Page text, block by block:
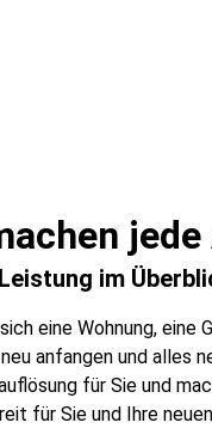
im
eine Wohnung,
anfangen und alles
für Sie und
für Sie und Ihre